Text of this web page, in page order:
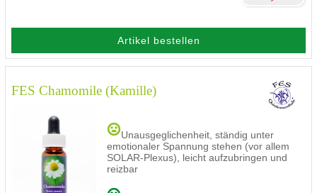
Artikel bestellen
FES Chamomile (Kamille)
Unausgeglichenheit, ständig unter
emotionaler Spannung stehen (vor allem
SOLAR-Plexus), leicht aufzubringen und
reizbar